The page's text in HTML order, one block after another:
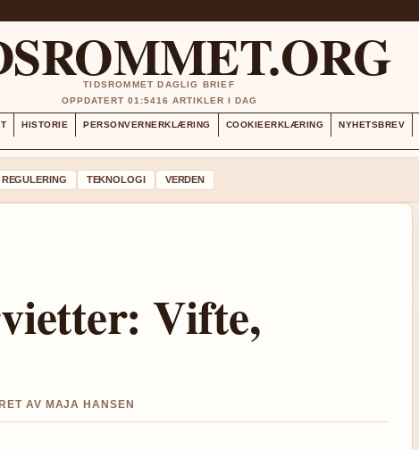
TIDSROMMET DAGLIG BRIEF
OPPDATERT 01:5416 ARTIKLER I DAG
HISTORIE PERSONVERNERKLÆRING COOKIEERKLÆRING NYHETSBREV
TEKNOLOGI VERDEN
Vifte,
AV MAJA HANSEN